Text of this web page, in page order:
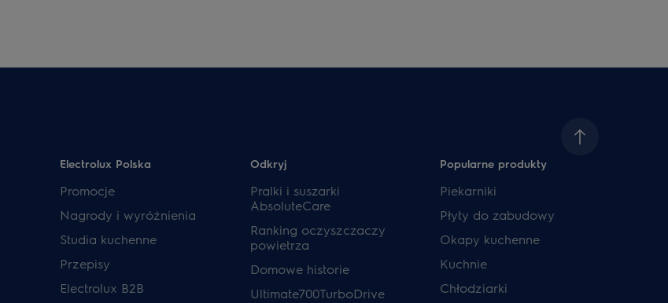
Electrolux Polska
Promocje
Nagrody i wyróżnienia
Studia kuchenne
Przepisy
Electrolux B2B
Odkryj
Pralki i suszarki
AbsoluteCare
Ranking oczyszczaczy
powietrza
Domowe historie
Ultimate700TurboDrive
Popularne produkty
Piekarniki
Płyty do zabudowy
Okapy kuchenne
Kuchnie
Chłodziarki